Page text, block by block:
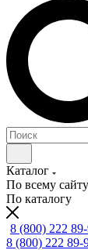
Каталог
По всему сайту
По каталогу
8 (800) 222
8 (800) 222 89-